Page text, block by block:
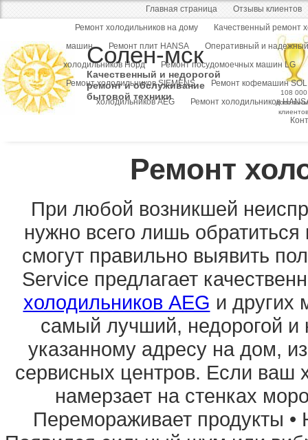
Главная страница
Отзывы клиентов
Ремонт холодильников на дому
Качественный ремонт
машин
Ремонт плит HANSA
Оперативный и
холодильников Норд
Ремонт посудомоечных машин LG
Ремонт холодильников SIEMENS
Ремонт кофемашин
холодильников AEG
Ремонт холодильников
Солен-мск
Качественный и недорогой
ремонт и обслуживание
бытовой техники
108 000
клиентов
Ремонт
При любой возникшей
нужно всего лишь
смогут правильно выявить
Service предлагает
холодильников AEG и других
самый лучший, недорогой и
указанному адресу на дом,
сервисных центров. Если ваш
намерзает на стенках
Перемораживает продукты •